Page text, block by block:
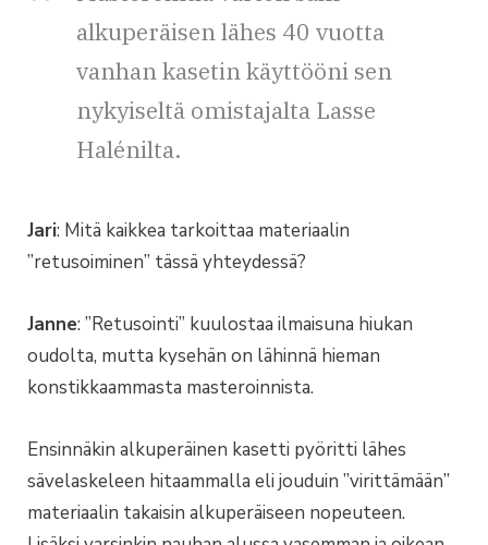
alkuperäisen lähes 40 vuotta
vanhan kasetin käyttööni sen
nykyiseltä omistajalta Lasse
Halénilta.
Jari: Mitä kaikkea tarkoittaa materiaalin
”retusoiminen” tässä yhteydessä?
Janne: ”Retusointi” kuulostaa ilmaisuna hiukan
oudolta, mutta kysehän on lähinnä hieman
konstikkaammasta masteroinnista.
Ensinnäkin alkuperäinen kasetti pyöritti lähes
sävelaskeleen hitaammalla eli jouduin ”virittämään”
materiaalin takaisin alkuperäiseen nopeuteen.